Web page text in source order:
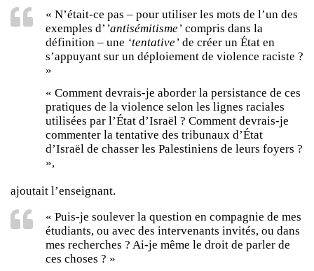
« N’était-ce pas – pour utiliser les mots de l’un des
exemples d’ ’antisémitisme’ compris dans la
définition – une ‘tentative’ de créer un État en
s’appuyant sur un déploiement de violence raciste ?
»
« Comment devrais-je aborder la persistance de ces
pratiques de la violence selon les lignes raciales
utilisées par l’État d’Israël ? Comment devrais-je
commenter la tentative des tribunaux d’État
d’Israël de chasser les Palestiniens de leurs foyers ?
»,
ajoutait l’enseignant.
« Puis-je soulever la question en compagnie de mes
étudiants, ou avec des intervenants invités, ou dans
mes recherches ? Ai-je même le droit de parler de
ces choses ? »